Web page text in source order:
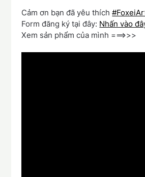
Cảm ơn bạn đã yêu thích
Form đăng ký tại đây: Nhấn vào
Xem sản phẩm của mình ===>>>